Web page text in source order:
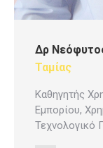
Δρ
Ταμίας
Καθηγητής
Εμπορίου,
Τεχνολογικό